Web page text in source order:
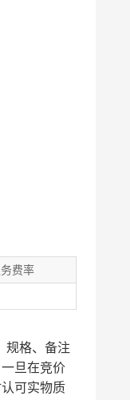
费率
规格、备注
旦在竞价
可实物质